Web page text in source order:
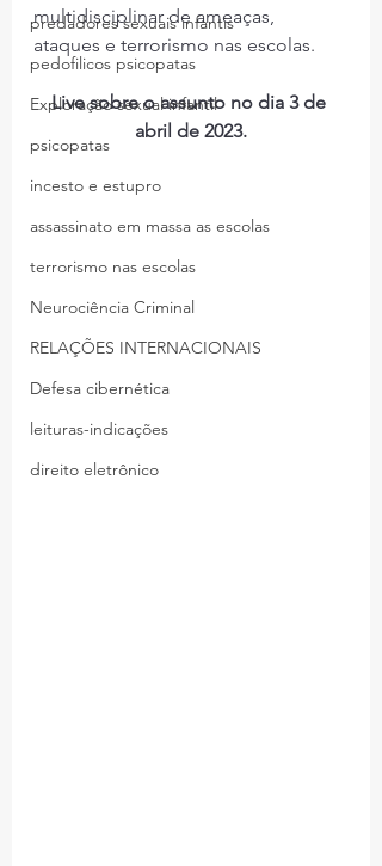
predadores sexuais infantis
pedofilicos psicopatas
Exploração sexual infantil
psicopatas
incesto e estupro
assassinato em massa as escolas
terrorismo nas escolas
Neurociência Criminal
RELAÇÕES INTERNACIONAIS
Defesa cibernética
leituras-indicações
direito eletrônico
multidisciplinar de ameaças,
ataques e terrorismo nas escolas.
Live sobre o assunto no dia 3 de
abril de 2023.